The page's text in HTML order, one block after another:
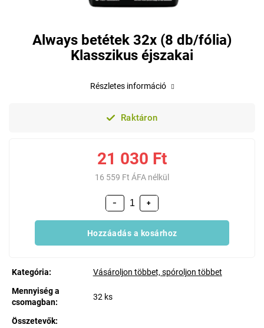
Always betétek 32x (8 db/fólia)
Klasszikus éjszakai
Raktáron
21 030 Ft
16 559 Ft ÁFA nélkül
+
−
Hozzáadás a kosárhoz
Kategória:
Vásároljon többet, spóroljon többet
Mennyiség a
csomagban:
32 ks
Összetevők:
Részletes információ